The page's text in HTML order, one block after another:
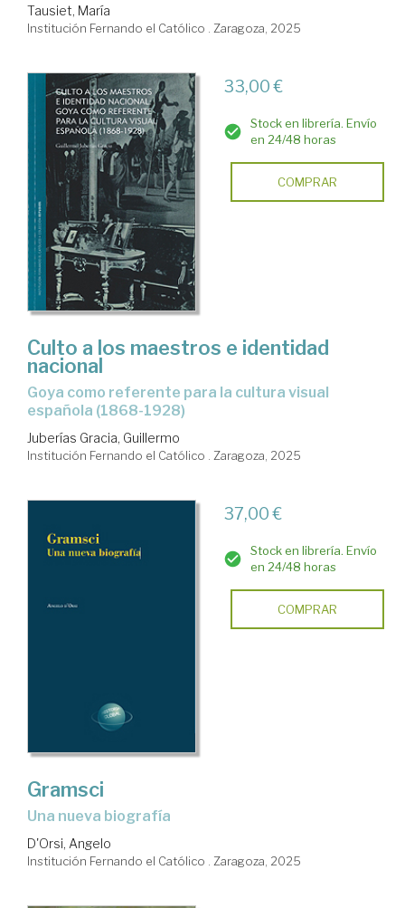
Tausiet, María
Institución Fernando el Católico . Zaragoza, 2025
33,00 €
Stock en librería. Envío
en 24/48 horas
COMPRAR
Culto a los maestros e identidad
nacional
Goya como referente para la cultura visual
española (1868-1928)
Juberías Gracia, Guillermo
Institución Fernando el Católico . Zaragoza, 2025
37,00 €
Stock en librería. Envío
en 24/48 horas
COMPRAR
Gramsci
Una nueva biografía
D'Orsi, Angelo
Institución Fernando el Católico . Zaragoza, 2025